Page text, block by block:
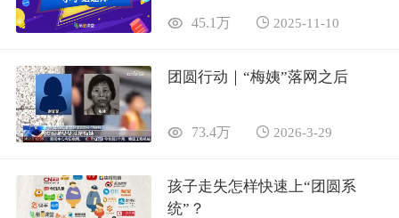
45.1万 2025-11-10
团圆行动｜“梅姨”落网之后
73.4万 2026-3-29
孩子走失怎样快速上“团圆系
统”？